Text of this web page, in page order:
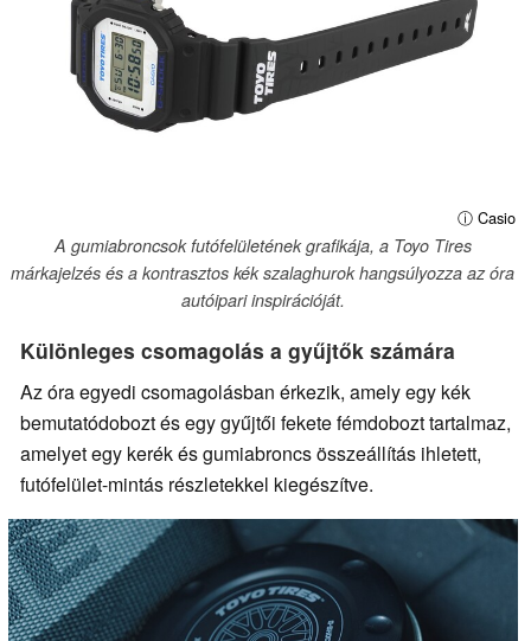
ⓘ Casio
A gumiabroncsok futófelületének grafikája, a Toyo Tires
márkajelzés és a kontrasztos kék szalaghurok hangsúlyozza az óra
autóipari inspirációját.
Különleges csomagolás a gyűjtők számára
Az óra egyedi csomagolásban érkezik, amely egy kék
bemutatódobozt és egy gyűjtői fekete fémdobozt tartalmaz,
amelyet egy kerék és gumiabroncs összeállítás ihletett,
futófelület-mintás részletekkel kiegészítve.